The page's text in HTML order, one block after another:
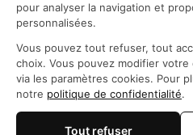
Coordonnées
Questions fréquemment posées
pour analyser la navigation et
personnalisées.
Vous pouvez tout refuser, tout
choix. Vous pouvez modifier
via les paramètres cookies. Pour
notre politique de confidentialité.
Tout refuser